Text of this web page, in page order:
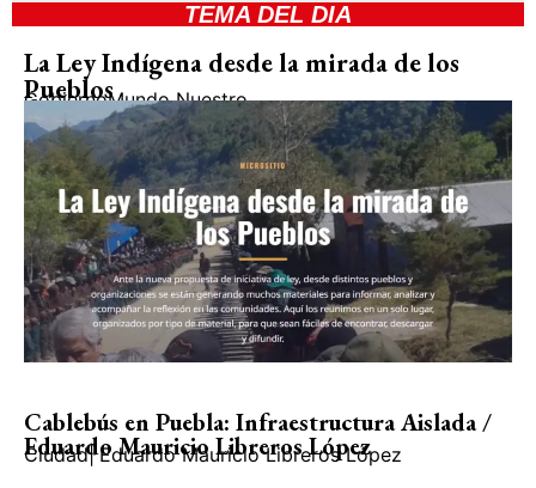
TEMA DEL DIA
La Ley Indígena desde la mirada de los
Pueblos
GobiernoMundo Nuestro
Cablebús en Puebla: Infraestructura Aislada /
Eduardo Mauricio Libreros López
Ciudad| Eduardo Mauricio Libreros López